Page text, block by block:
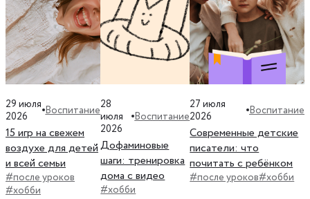
29 июля
2026
Воспитание
15 игр на свежем
воздухе для детей
и всей семьи
#после уроков
#хобби
28
июля
2026
Воспитание
Дофаминовые
шаги: тренировка
дома с видео
#хобби
27 июля
2026
Воспитание
Современные детские
писатели: что
почитать с ребёнком
#после уроков#хобби